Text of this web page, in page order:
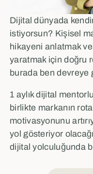
Dijital dünyada
istiyorsun? Kişisel
hikayeni anlatmak
yaratmak için doğru
burada ben devreye
1 aylık dijital
birlikte markanın rota
motivasyonunu
yol gösteriyor
dijital yolculuğunda